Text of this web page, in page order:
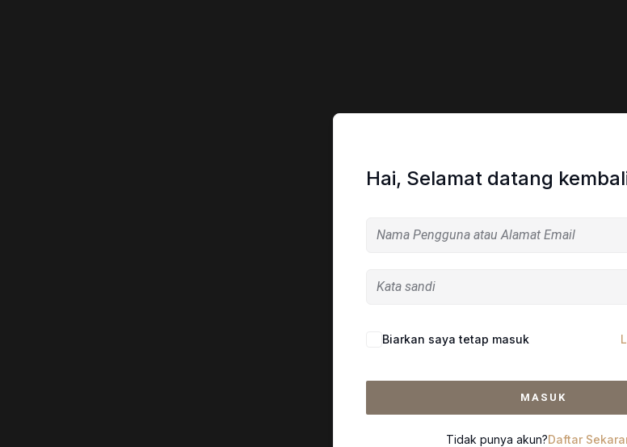
Hai, Selamat datang
Biarkan saya tetap masuk
MASUK
Tidak punya akun?Daftar